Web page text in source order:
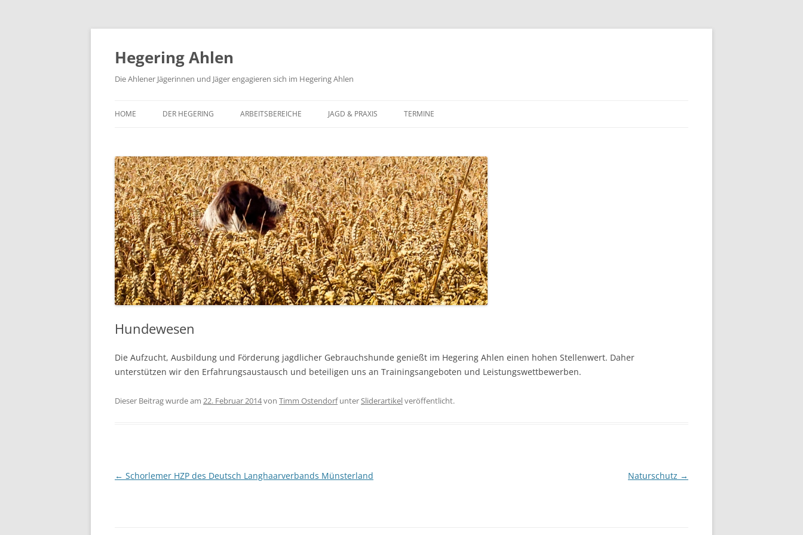
Hegering Ahlen
Die Ahlener Jägerinnen und Jäger engagieren sich im Hegering Ahlen
Inhalt
HOME DER HEGERING
KONTAKT & IMPRESSUM
DOWNLOADS & FORMULARE
PRESSESPIEGEL
ARBEITSBEREICHE
SCHIESSWESEN
BRAUCHTUM LIEDGUT
HUNDEWESEN
JAGD & PRAXIS TERMINE
Hundewesen
Die Aufzucht, Ausbildung und Förderung jagdlicher Gebrauchshunde genießt im Hegering Ahlen einen hohen Stellenwert. Daher
unterstützen wir den Erfahrungsaustausch und beteiligen uns an Trainingsangeboten und Leistungswettbewerben.
Dieser Beitrag wurde am 22. Februar 2014von Timm OstendorfunterSliderartikelveröffentlicht.
Beitrags-
← Schorlemer HZP des Deutsch Langhaarverbands Münsterland Naturschutz →